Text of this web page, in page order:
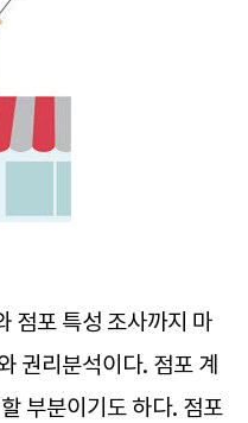
점포 특성 조사까지 마
권리분석이다. 점포 계
부분이기도 하다. 점포